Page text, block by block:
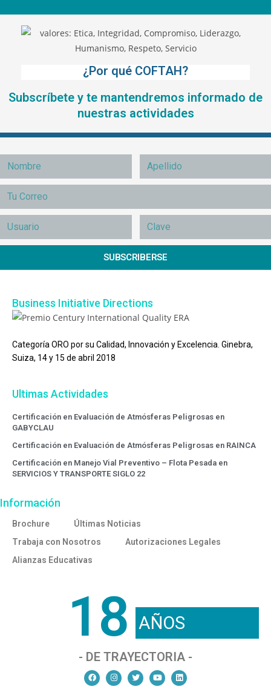
¿Por qué COFTAH?
Subscríbete y te mantendremos informado de
nuestras actividades
SUBSCRIBERSE
Business Initiative Directions
Categoría ORO por su Calidad, Innovación y Excelencia. Ginebra,
Suiza, 14 y 15 de abril 2018
Ultimas Actividades
Certificación en Evaluación de Atmósferas Peligrosas en
GABYCLAU
Certificación en Evaluación de Atmósferas Peligrosas en RAINCA
Certificación en Manejo Vial Preventivo – Flota Pesada en
SERVICIOS Y TRANSPORTE SIGLO 22
Información
Brochure
Últimas Noticias
Trabaja con Nosotros
Autorizaciones Legales
Alianzas Educativas
18 AÑOS
- DE TRAYECTORIA -